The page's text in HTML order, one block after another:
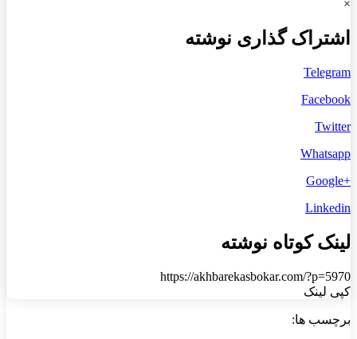
×
اشتراک گذاری نوشته
Telegram
Facebook
Twitter
Whatsapp
+Google
Linkedin
لینک کوتاه نوشته
https://akhbarekasbokar.com/?p=5970
کپی لینک
برچسب ها: